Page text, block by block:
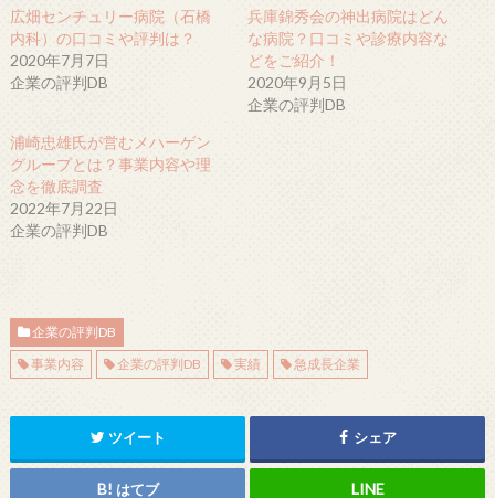
広畑センチュリー病院（石橋
内科）の口コミや評判は？
2020年7月7日
企業の評判DB
兵庫錦秀会の神出病院はどん
な病院？口コミや診療内容な
どをご紹介！
2020年9月5日
企業の評判DB
浦崎忠雄氏が営むメハーゲン
グループとは？事業内容や理
念を徹底調査
2022年7月22日
企業の評判DB
企業の評判DB
事業内容
企業の評判DB 実績 急成長企業
ツイート シェア
はてブ